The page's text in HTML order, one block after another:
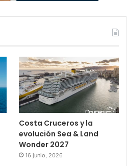
Costa Cruceros y la
evolución Sea & Land
Wonder 2027
16 junio, 2026